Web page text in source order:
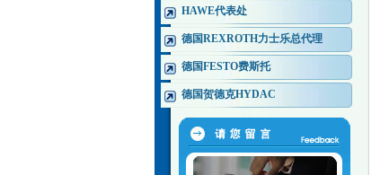
HAWE代表处
德国REXROTH力士乐总代理
德国FESTO费斯托
德国贺德克HYDAC